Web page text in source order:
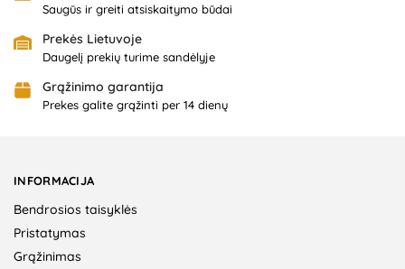
Saugūs ir greiti atsiskaitymo būdai
Prekės Lietuvoje
Daugelį prekių turime sandėlyje
Grąžinimo garantija
Prekes galite grąžinti per 14 dienų
INFORMACIJA
Bendrosios taisyklės
Pristatymas
Grąžinimas